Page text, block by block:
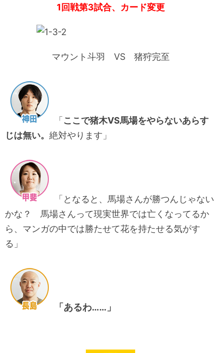
1回戦第3試合、カード変更
マウント斗羽 VS 猪狩完至
「 ここで猪木VS馬場をやらないあらす
じは無い。 絶対やります」
「となると、馬場さんが勝つんじゃない
かな？ 馬場さんって現実世界では亡くなってるか
ら、マンガの中では勝たせて花を持たせる気がす
る」
「あるわ……」